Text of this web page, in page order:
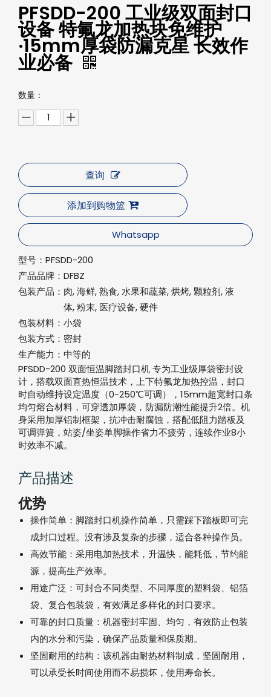
PFSDD-200 工业级双面封口
设备 特氟龙加热块免维护
·15mm厚袋防漏克星 长效作
业必备‌
数量：
查询
添加到购物篮
Whatsapp
型号： PFSDD-200
产品品牌： DFBZ
包装产品： 肉, 海鲜, 熟食, 水果和蔬菜, 烘烤, 颗粒剂, 液
体, 粉末, 医疗设备, 硬件
包装材料： 小袋
包装方式： 密封
生产能力： 中等的
PFSDD-200 双面恒温脚踏封口机‌ 专为工业级厚袋密封设
计，搭载‌双面直热恒温技术‌，上下特氟龙加热控温，封口
时自动维持设定温度（0-250℃可调），15mm超宽封口条
均匀熔合材料，可穿透加厚袋，防漏防潮性能提升2倍。机
身采用‌加厚铝制框架‌，抗冲击耐腐蚀，搭配低阻力踏板及
可调弹簧，站姿/坐姿单脚操作省力不疲劳，连续作业8小
时效率不减。
产品描述
优势
操作简单：脚踏封口机操作简单，只需踩下踏板即可完
成封口过程。没有涉及复杂的步骤，适合各种操作员。
高效节能：采用电加热技术，升温快，能耗低，节约能
源，提高生产效率。
用途广泛：可封合不同类型、不同厚度的塑料袋、铝箔
袋、复合包装袋，有效满足多样化的封口要求。
可靠的封口质量：机器密封牢固、均匀，有效防止包装
内的水分和污染，确保产品质量和保质期。
坚固耐用的结构：该机器由耐热材料制成，坚固耐用，
可以承受长时间使用而不易损坏，使用寿命长。